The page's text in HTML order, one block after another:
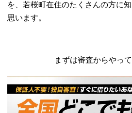
を、若桜町在住のたくさんの方に
思います。
まずは審査からやって